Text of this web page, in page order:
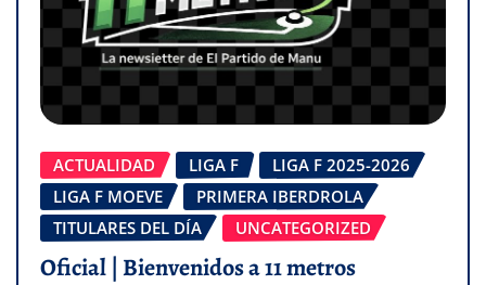
ACTUALIDAD LIGA F
LIGA F 2025-2026
LIGA F MOEVE
PRIMERA IBERDROLA
TITULARES DEL DÍA
UNCATEGORIZED
Oficial | Bienvenidos a 11 metros